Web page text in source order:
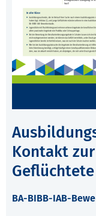
Kontakt
BA-BIBB-IAB-